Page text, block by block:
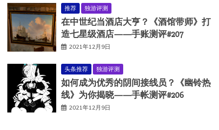
推荐 独游评测
在中世纪当酒店大亨？《酒馆带师》打
造七星级酒店——手账测评#207
2021年12月9日
头条推荐 独游评测
如何成为优秀的阴间接线员？《幽铃热
线》为你揭晓——手帐测评#206
2021年12月9日